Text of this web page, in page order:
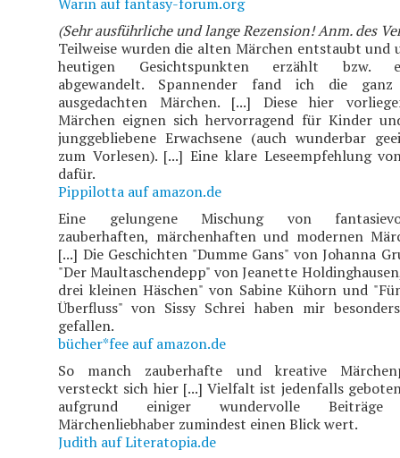
(Sehr ausführliche und lange Rezension! Anm. des
Teilweise wurden die alten Märchen entstaubt und
heutigen Gesichtspunkten erzählt bzw.
abgewandelt. Spannender fand ich die
ausgedachten Märchen. [...] Diese hier
Märchen eignen sich hervorragend für Kinder
junggebliebene Erwachsene (auch wunderbar
zum Vorlesen). [...] Eine klare Leseempfehlung
dafür.
Pippilotta auf amazon.de
Eine gelungene Mischung von
zauberhaften, märchenhaften und modernen
[...] Die Geschichten "Dumme Gans" von Johanna
"Der Maultaschendepp" von Jeanette
drei kleinen Häschen" von Sabine Kühorn und
Überfluss" von Sissy Schrei haben mir
gefallen.
bücher*fee auf amazon.de
So manch zauberhafte und kreative
versteckt sich hier [...] Vielfalt ist jedenfalls
aufgrund einiger wundervolle
Märchenliebhaber zumindest einen Blick wert.
Judith auf Literatopia.de